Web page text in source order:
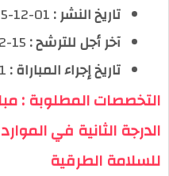
تاريخ النشر :01-12-2025
آخر أجل للترشح :15-12-2025
تاريخ إجراء المباراة :21-12-2025
التخصصات المطلوبة :
الدرجة الثانية في
للسلامة الطرقية